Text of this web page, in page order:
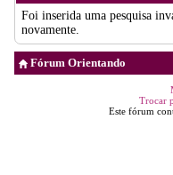
Foi inserida uma pesquisa
novamente.
Fórum Orientando
Trocar
Este fórum